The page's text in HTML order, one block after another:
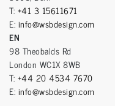
T: +41 3 15611671
E: info@wsbdesign.com
EN
98 Theobalds Rd
London WC1X 8WB
T: +44 20 4534 7670
E: info@wsbdesign.com